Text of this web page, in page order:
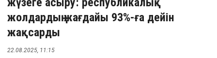
жолдардың жағдайы 93%-ға дейін
жақсарды
22.08.2025, 11:15